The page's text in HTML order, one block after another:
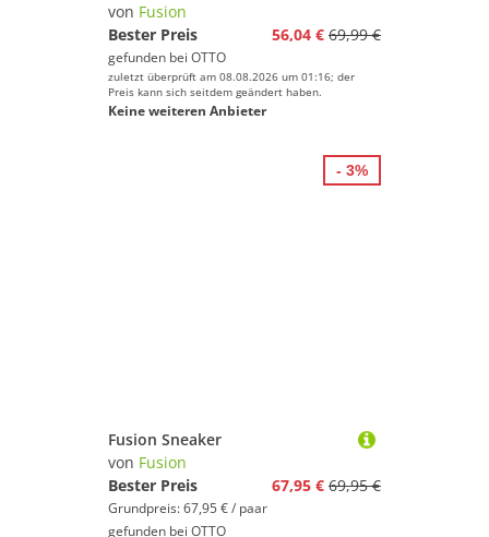
von Fusion
Bester Preis
56,04 € 69,99 €
gefunden bei OTTO
zuletzt überprüft am 08.08.2026 um 01:16; der
Preis kann sich seitdem geändert haben.
Keine weiteren Anbieter
Fusion Sneaker
von Fusion
Bester Preis
67,95 € 69,95 €
Grundpreis: 67,95 € / paar
gefunden bei OTTO
- 3%